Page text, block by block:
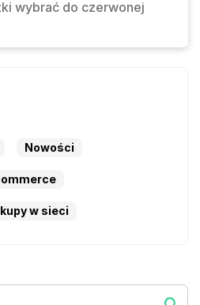
wybrać do czerwonej
Nowości
w sieci